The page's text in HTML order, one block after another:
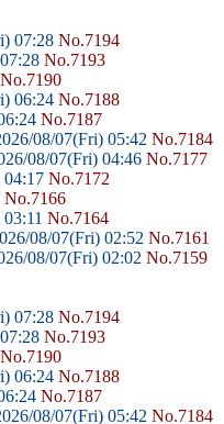
07:28 No.7194
No.7193
No.7190
06:24 No.7188
No.7187
08/07(Fri) 05:42 No.7184
08/07(Fri) 04:46 No.7177
04:17 No.7172
No.7166
No.7164
08/07(Fri) 02:52 No.7161
08/07(Fri) 02:02 No.7159
07:28 No.7194
No.7193
No.7190
06:24 No.7188
No.7187
08/07(Fri) 05:42 No.7184